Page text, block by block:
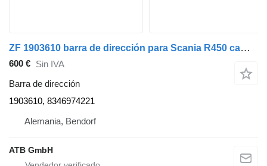
ZF 1903610 barra de dirección para Scania R450 camión
600 € Sin IVA
Barra de dirección
1903610, 8346974221
Alemania, Bendorf
ATB GmbH